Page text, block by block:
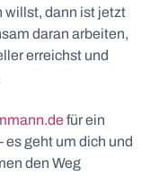
willst, dann ist jetzt
daran arbeiten,
erreichst und
für ein
es geht um dich und
den Weg